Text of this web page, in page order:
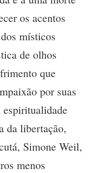
os acentos
místicos
de olhos
que
por suas
espiritualidade
da libertação,
Simone Weil,
menos